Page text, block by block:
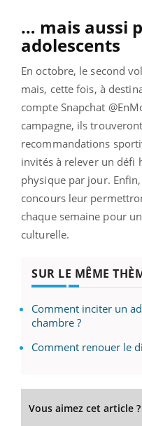
… mais aussi
adolescents
En octobre, le second
mais, cette fois, à
compte Snapchat
campagne, ils
recommandations
invités à relever un défi
physique par jour.
concours leur
chaque semaine pour
culturelle.
SUR LE MÊME
Comment inciter un
chambre ?
Comment renouer le
Vous aimez cet article